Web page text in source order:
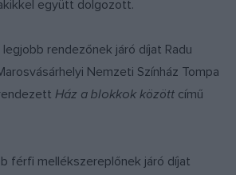
együtt dolgozott.
rendezőnek járó díjat Radu
Nemzeti Színház Tompa
Ház a blokkok között című
férfi mellékszereplőnek járó díjat